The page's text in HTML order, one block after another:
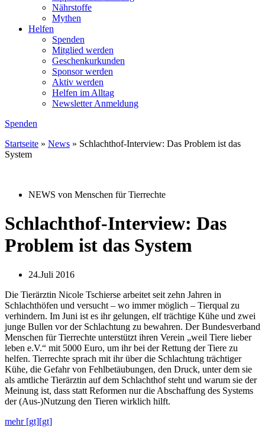
Nährstoffe
Mythen
Helfen
Spenden
Mitglied werden
Geschenkurkunden
Sponsor werden
Aktiv werden
Helfen im Alltag
Newsletter Anmeldung
Spenden
Startseite » News » Schlachthof-Interview: Das Problem ist das
System
NEWS von Menschen für Tierrechte
Schlachthof-Interview: Das
Problem ist das System
24.Juli 2016
Die Tierärztin Nicole Tschierse arbeitet seit zehn Jahren in
Schlachthöfen und versucht – wo immer möglich – Tierqual zu
verhindern. Im Juni ist es ihr gelungen, elf trächtige Kühe und zwei
junge Bullen vor der Schlachtung zu bewahren. Der Bundesverband
Menschen für Tierrechte unterstützt ihren Verein „weil Tiere lieber
leben e.V.“ mit 5000 Euro, um ihr bei der Rettung der Tiere zu
helfen. Tierrechte sprach mit ihr über die Schlachtung trächtiger
Kühe, die Gefahr von Fehlbetäubungen, den Druck, unter dem sie
als amtliche Tierärztin auf dem Schlachthof steht und warum sie der
Meinung ist, dass statt Reformen nur die Abschaffung des Systems
der (Aus-)Nutzung den Tieren wirklich hilft.
mehr [gt][gt]